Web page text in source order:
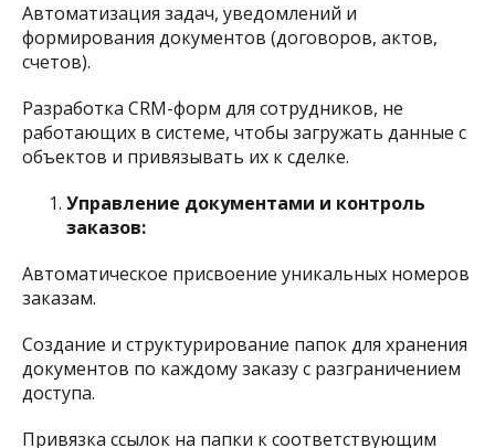
Автоматизация задач, уведомлений и
формирования документов (договоров, актов,
счетов).​
Разработка CRM-форм для сотрудников, не
работающих в системе, чтобы загружать данные с
объектов и привязывать их к сделке.​
Управление документами и контроль
заказов:
Автоматическое присвоение уникальных номеров
заказам.​
Создание и структурирование папок для хранения
документов по каждому заказу с разграничением
доступа.​
Привязка ссылок на папки к соответствующим